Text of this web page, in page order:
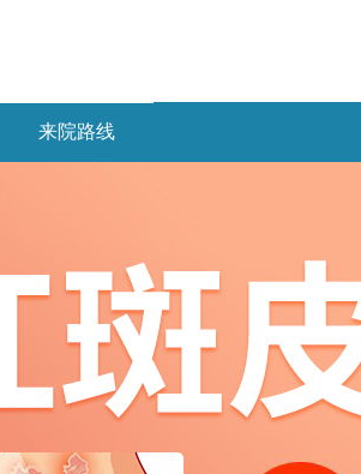
来院路线